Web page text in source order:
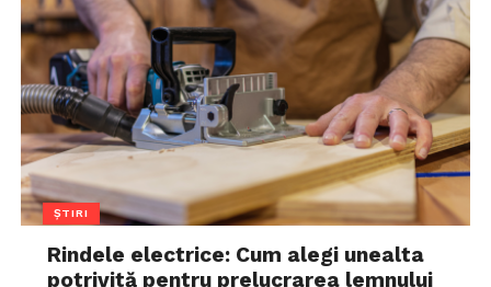
ȘTIRI
Rindele electrice: Cum alegi unealta
potrivită pentru prelucrarea lemnului